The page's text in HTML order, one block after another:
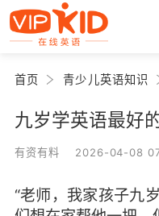
首页 青少儿英语知识
九岁学英语最好
有资有料 2026-04-08
“老师，我家孩子九